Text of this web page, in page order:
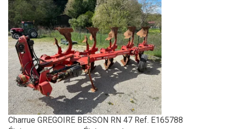
Charrue GREGOIRE BESSON RN 47 Ref. E165788